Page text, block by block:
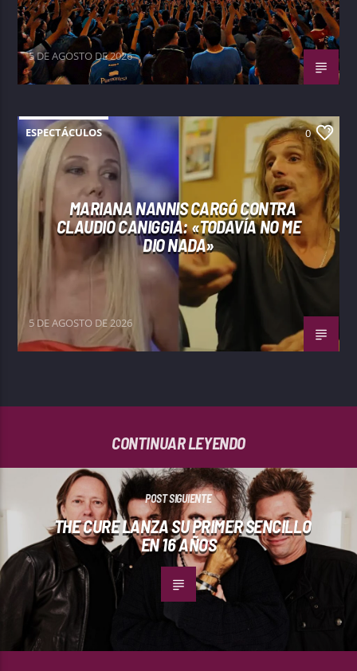
5 DE AGOSTO DE 2026
ESPECTÁCULOS 0
MARIANA NANNIS CARGÓ CONTRA
CLAUDIO CANIGGIA: «TODAVÍA NO ME
DIO NADA»
5 DE AGOSTO DE 2026
CONTINUAR LEYENDO
POST SIGUIENTE
THE CURE LANZA SU PRIMER SENCILLO
EN 16 AÑOS